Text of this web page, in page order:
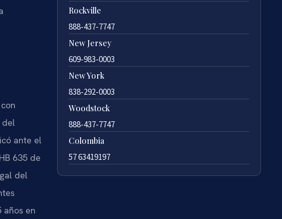
del
ante el
635 de
del
en
Rockville
888-437-7747
New Jersey
609-983-0003
New York
838-292-0003
Woodstock
888-437-7747
Colombia
57 63419197